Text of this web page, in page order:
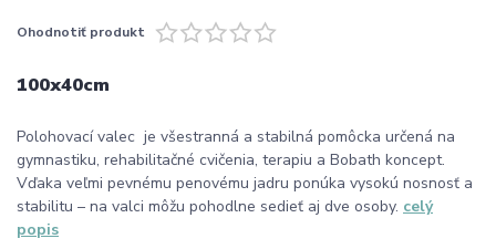
Ohodnotiť produkt
100x40cm
Polohovací valec je všestranná a stabilná pomôcka určená na
gymnastiku, rehabilitačné cvičenia, terapiu a Bobath koncept.
Vďaka veľmi pevnému penovému jadru ponúka vysokú nosnosť a
stabilitu – na valci môžu pohodlne sedieť aj dve osoby. celý
popis